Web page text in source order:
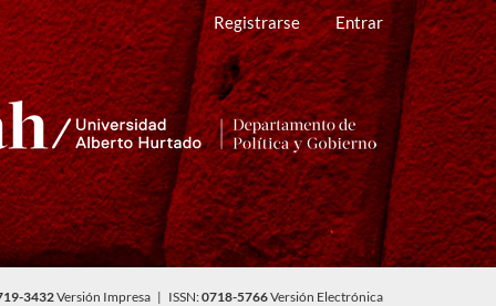
Registrarse Entrar
3432Versión Impresa | ISSN:0718-5766Versión Electrónica